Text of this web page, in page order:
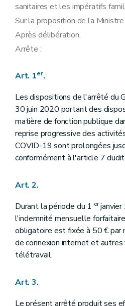
sanitaires et les impératifs
Sur la proposition de la
Après délibération,
Arrête :
Art. 1er.
Les dispositions de l'arrêté du
30 juin 2020 portant des
matière de fonction publique
reprise progressive des
COVID-19 sont prolongées
conformément à l'article 7
Art. 2.
Durant la période du 1 erjanvier
l'indemnité mensuelle
obligatoire est fixée à 50 € par
de connexion internet et
télétravail.
Art. 3.
Le présent arrêté produit ses